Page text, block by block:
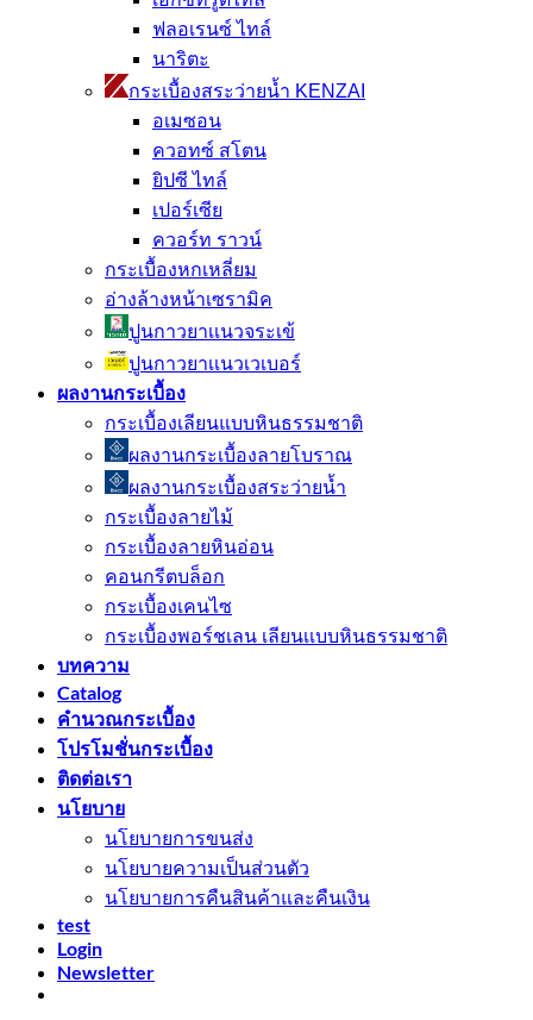
ฟลอเรนซ์ ไทล์
นาริตะ
กระเบื้องสระว่ายน้ำ KENZAI
อเมซอน
ควอทซ์ สโตน
ยิปซี ไทล์
เปอร์เซีย
ควอร์ท ราวน์
กระเบื้องหกเหลี่ยม
อ่างล้างหน้าเซรามิค
ปูนกาวยาเเนวจระเข้
ปูนกาวยาเเนวเวเบอร์
ผลงานกระเบื้อง
กระเบื้องเลียนแบบหินธรรมชาติ
ผลงานกระเบื้องลายโบราณ
ผลงานกระเบื้องสระว่ายนํ้า
กระเบื้องลายไม้
กระเบื้องลายหินอ่อน
คอนกรีตบล็อก
กระเบื้องเคนไซ
กระเบื้องพอร์ชเลน เลียนเเบบหินธรรมชาติ
บทความ
Catalog
คำนวณกระเบื้อง
โปรโมชั่นกระเบื้อง
ติดต่อเรา
นโยบาย
นโยบายการขนส่ง
นโยบายความเป็นส่วนตัว
นโยบายการคืนสินค้าและคืนเงิน
test
Login
Newsletter